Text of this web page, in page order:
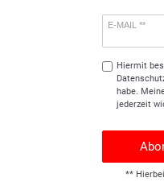
E-MAIL **
Hiermit
habe.
jederzeit
**